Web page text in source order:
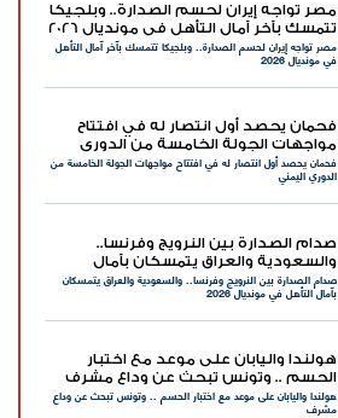
مصر تواجه إيران لحسم الصدارة.. وبلجيكا
تتمسك بآخر آمال التأهل في مونديال 2026
مصر تواجه إيران لحسم الصدارة.. وبلجيكا تتمسك بآخر آمال التأهل
في مونديال 2026
فحمان يحصد أول انتصار له في افتتاح
مواجهات الجولة الخامسة من الدوري
اليمني
فحمان يحصد أول انتصار له في افتتاح مواجهات الجولة الخامسة من
الدوري اليمني
صدام الصدارة بين النرويج وفرنسا..
والسعودية والعراق يتمسكان بآمال
التأهل في مونديال 2026
صدام الصدارة بين النرويج وفرنسا.. والسعودية والعراق يتمسكان
بآمال التأهل في مونديال 2026
هولندا واليابان على موعد مع اختبار
الحسم .. وتونس تبحث عن وداع مشرف
هولندا واليابان على موعد مع اختبار الحسم .. وتونس تبحث عن وداع
مشرف